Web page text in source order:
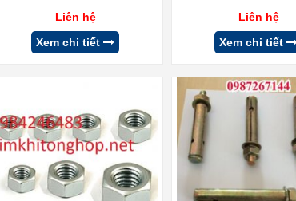
Liên hệ
Xem chi tiết
Liên hệ
Xem chi tiết